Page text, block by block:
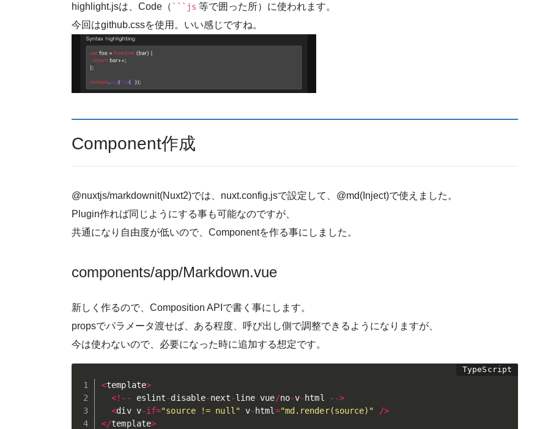
highlight.jsは、Code（ ```js 等で囲った所）に使われます。
今回はgithub.cssを使用。いい感じですね。
Component作成
@nuxtjs/markdownit(Nuxt2)では、nuxt.config.jsで設定して、@md(Inject)で使えました。
Plugin作れば同じようにする事も可能なのですが、
共通になり自由度が低いので、Componentを作る事にしました。
components/app/Markdown.vue
新しく作るので、Composition APIで書く事にします。
propsでパラメータ渡せば、ある程度、呼び出し側で調整できるようになりますが、
今は使わないので、必要になった時に追加する想定です。
<template>
<! -- eslint-disable-next-line vue/no-v- html -->
<div v-if="source != null" v- html ="md.render(source)" />
</template>